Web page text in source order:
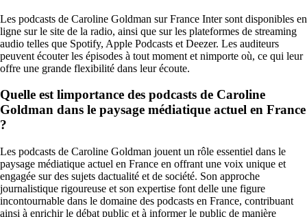
Les podcasts de Caroline Goldman sur France Inter sont disponibles en
ligne sur le site de la radio, ainsi que sur les plateformes de streaming
audio telles que Spotify, Apple Podcasts et Deezer. Les auditeurs
peuvent écouter les épisodes à tout moment et nimporte où, ce qui leur
offre une grande flexibilité dans leur écoute.
Quelle est limportance des podcasts de Caroline
Goldman dans le paysage médiatique actuel en France
?
Les podcasts de Caroline Goldman jouent un rôle essentiel dans le
paysage médiatique actuel en France en offrant une voix unique et
engagée sur des sujets dactualité et de société. Son approche
journalistique rigoureuse et son expertise font delle une figure
incontournable dans le domaine des podcasts en France, contribuant
ainsi à enrichir le débat public et à informer le public de manière